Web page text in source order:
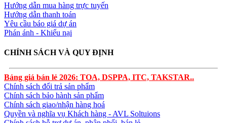
Hướng dẫn mua hàng trực tuyến
Hướng dẫn thanh toán
Yêu cầu báo giá dự án
Phán ánh - Khiếu nại
CHÍNH SÁCH VÀ QUY ĐỊNH
Bảng giá bán lẻ 2026: TOA, DSPPA, ITC, TAKSTAR..
Chính sách đổi trả sản phẩm
Chính sách bảo hành sản phẩm
Chính sách giao/nhận hàng hoá
Quyền và nghĩa vụ Khách hàng - AVL Soltuions